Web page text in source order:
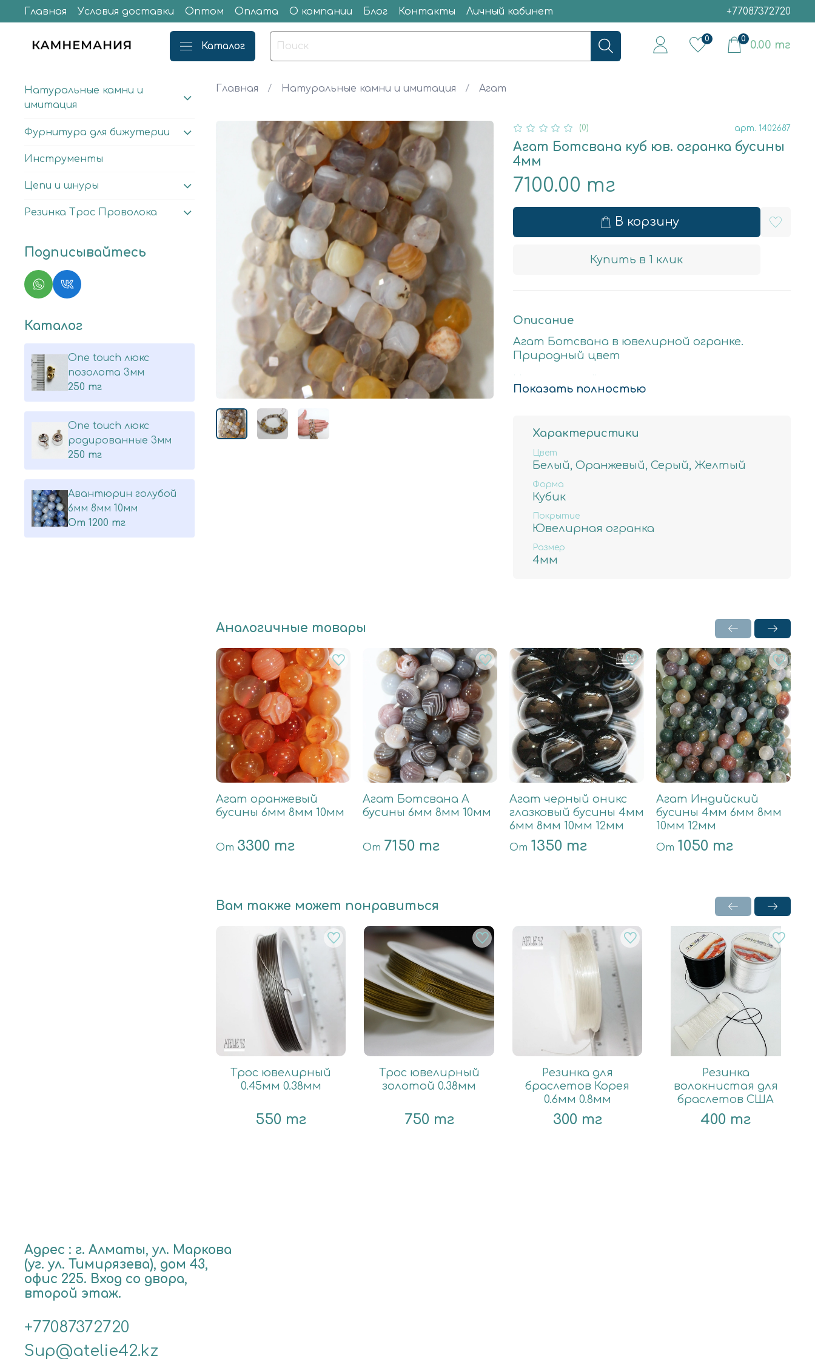
Главная Условия доставки Оптом Оплата О компании Блог Контакты Личный кабинет +77087372720
Каталог
0 0 0.00 тг
Главная Натуральные камни и имитация Агат
(0) арт. 1402687
Агат Ботсвана куб юв. огранка бусины
4мм
7100.00 тг
В корзину
Купить в 1 клик
Описание
Агат Ботсвана в ювелирной огранке.
Природный цвет
4мм - примерное количество бусин в нити
98 шт, вес 15гр, отверстие примерно 1мм
Показать полностью
Характеристики
Цвет
Белый, Оранжевый, Серый, Желтый
Форма
Кубик
Покрытие
Ювелирная огранка
Размер
4мм
Аналогичные товары
Агат оранжевый
бусины 6мм 8мм 10мм
От 3300 тг
Агат Ботсвана А
бусины 6мм 8мм 10мм
От 7150 тг
Агат черный оникс
глазковый бусины 4мм
6мм 8мм 10мм 12мм
От 1350 тг
Агат Индийский
бусины 4мм 6мм 8мм
10мм 12мм
От 1050 тг
Вам также может понравиться
Трос ювелирный
0.45мм 0.38мм
550 тг
Трос ювелирный
золотой 0.38мм
750 тг
Резинка для
браслетов Корея
0.6мм 0.8мм
300 тг
Резинка
волокнистая для
браслетов США
400 тг
Натуральные камни и
имитация
Фурнитура для бижутерии
Инструменты
Цепи и шнуры
Резинка Трос Проволока
Подписывайтесь
Каталог
One touch люкс
позолота 3мм
250 тг
One touch люкс
родированные 3мм
250 тг
Авантюрин голубой
6мм 8мм 10мм
От 1200 тг
Адрес : г. Алматы, ул. Маркова
(уг. ул. Тимирязева), дом 43,
офис 225. Вход со двора,
второй этаж.
+77087372720
Sup@atelie42.kz